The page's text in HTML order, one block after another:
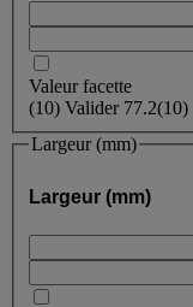
Valeur facette
(10) Valider 77.2(10)
Largeur (mm)
Largeur (mm)